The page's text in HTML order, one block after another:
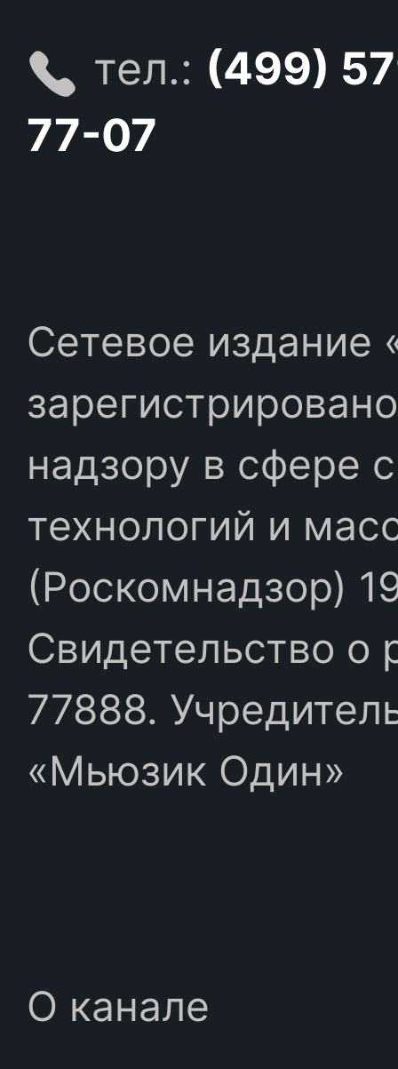
тел.: (499)
77-07
Сетевое издание
надзору в сфере
технологий и
(Роскомнадзор)
Свидетельство
77888.
«Мьюзик Один»
О канале